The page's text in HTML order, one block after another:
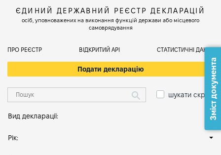
ЄДИНИЙ ДЕРЖАВНИЙ РЕЄСТР ДЕКЛАРАЦІЙ
осіб, уповноважених на виконання функцій держави або місцевого
самоврядування
ПРО РЕЄСТР ВІДКРИТИЙ АРІ СТАТИСТИЧНІ ДАНІ
Подати декларацію
шукати скрізь
Вид декларації:
Рік:
Зміст документа